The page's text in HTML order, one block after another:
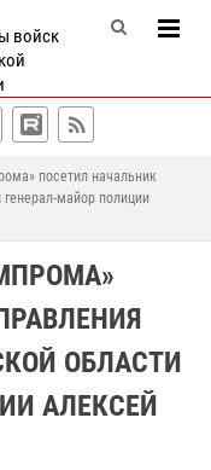
войск
посетил начальник
майор полиции
ОБЛАСТИ
АЛЕКСЕЙ